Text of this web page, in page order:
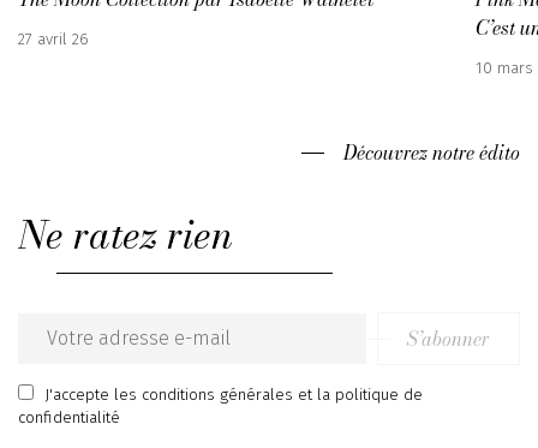
Publié
27 avril 26
C’est
Publié
10 mars
Découvrez notre édito
Ne ratez rien
Email
address
S’abonner
J'accepte les conditions générales et la politique de
confidentialité